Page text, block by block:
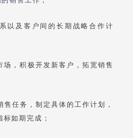
以及客户间的长期战略合作计
场，积极开发新客户，拓宽销售
任务，制定具体的工作计划，
如期完成；